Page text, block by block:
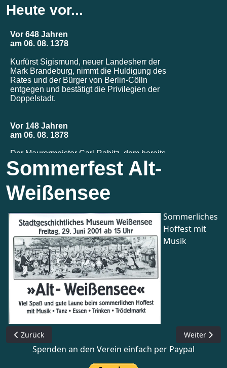
Heute vor...
Sommerfest Alt-
Weißensee
Sommerliches
Hoffest mit
Musik
Vorheriger Beitrag: Nikolauströdelmarkt
Zurück Nächster
Weiter
Spenden an den Verein einfach per Paypal